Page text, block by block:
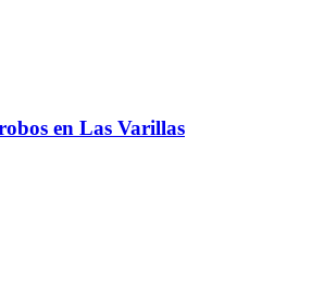
en Las Varillas